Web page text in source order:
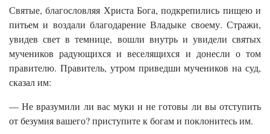
Святые, благословляя Христа Бога, подкрепились пищею и
питьем и воздали благодарение Владыке своему. Стражи,
увидев свет в темнице, вошли внутрь и увидели святых
мучеников радующихся и веселящихся и донесли о том
правителю. Правитель, утром приведши мучеников на суд,
сказал им:
— Не вразумили ли вас муки и не готовы ли вы отступить
от безумия вашего? приступите к богам и поклонитесь им.